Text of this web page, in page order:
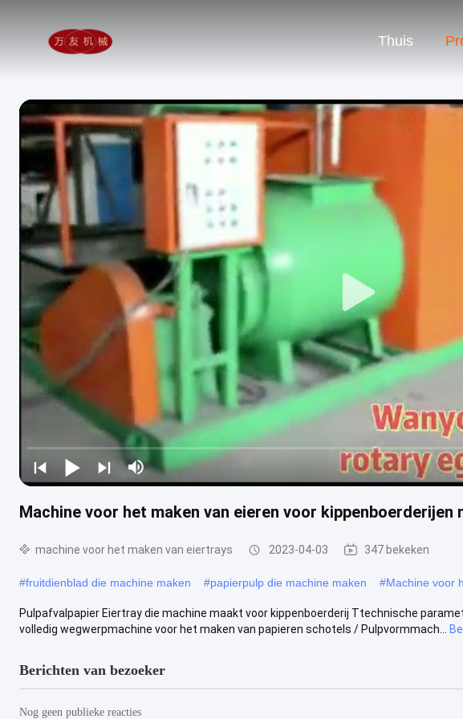
Thuis
Machine voor het maken van eieren voor
machine voor het maken van eiertrays 2023-04-03 347 bekeken
#fruitdienblad die machine maken #papierpulp die machine maken #Machine voor
Pulpafvalpapier Eiertray die machine maakt voor kippenboerderij Ttechnische
volledig wegwerpmachine voor het maken van papieren schotels / Pulpvormmach...
Berichten van bezoeker
Nog geen publieke reacties